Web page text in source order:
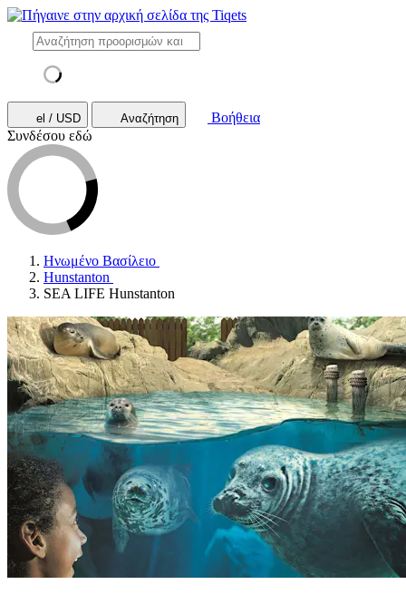
el / USD Αναζήτηση
Βοήθεια
Συνδέσου εδώ
Ηνωμένο Βασίλειο
Hunstanton
SEA LIFE Hunstanton